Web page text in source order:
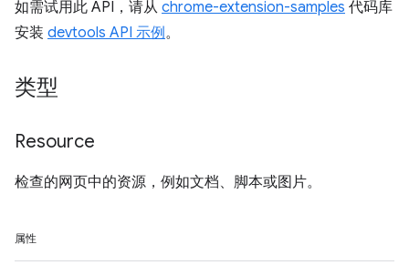
如需试用此 API，请从 chrome-extension-samples 代码库
安装 devtools API 示例。
类型
Resource
检查的网页中的资源，例如文档、脚本或图片。
属性